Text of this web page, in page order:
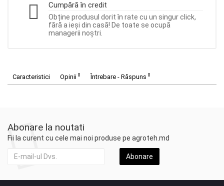
Cumpără în credit
Obține produsul dorit în rate cu un singur click,
fără a ieși din casă! De toate se ocupă
managerii noștri.
Caracteristici Opinii 0 Întrebare - Răspuns 0
Abonare la noutati
Fii la curent cu cele mai noi produse pe agroteh.md
Abonare